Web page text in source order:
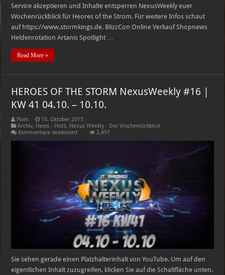
Service akzeptieren und Inhalte entsperren NexusWeekly euer
Wochenrückblick für Heores of the Strom. Für weitere Infos schaut
auf https://www.stormkings.de. BlizzCon Online Verkauf Shopnews
Heldenrotation Artanis Spotlight …
Read More »
HEROES OF THE STORM NexusWeekly #16 |
KW 41 04.10. – 10.10.
Flom
10. Oktober 2015
Archiv, News - HotS, Nexus Weekly - Der Wochenrückblick
Kommentare deaktiviertfür
NexusWeekly
KW
41
04.10.
–
10.10.
2,497
Sie sehen gerade einen Platzhalterinhalt von YouTube. Um auf den
eigentlichen Inhalt zuzugreifen, klicken Sie auf die Schaltfläche unten.